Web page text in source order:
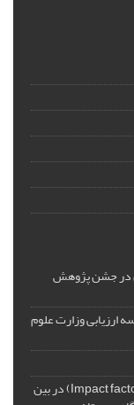
در جشن پژوهش
دومین بار در سه ارزیابی وزارت علوم
مجله مخاطرات محیط طبیعی، بالاترین ضریب تأثیر (Impact factor) در بین